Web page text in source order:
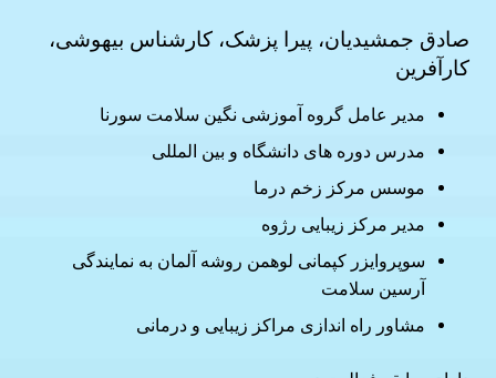
صادق جمشیدیان، پیرا پزشک، کارشناس بیهوشی،
کارآفرین
مدیر عامل گروه آموزشی نگین سلامت سورنا
مدرس دوره های دانشگاه و بین المللی
موسس مرکز زخم درما
مدیر مرکز زیبایی رژوه
سوپروایزر کپمانی لوهمن روشه آلمان به نمایندگی
آرسین سلامت
مشاور راه اندازی مراکز زیبایی و درمانی